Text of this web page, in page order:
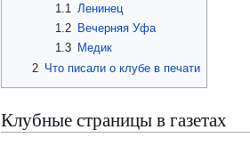
1.1
Ленинец
1.2 Вечерняя Уфа
1.3 Медик
2 Что писали о клубе в печати
Клубные страницы в газетах